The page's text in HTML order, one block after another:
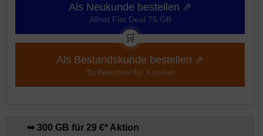
Als Neukunde bestellen ⇗
Allnet Flat Deal 75 GB
🛒
Als Bestandskunde bestellen ⇗
Tarifwechsel für Kunden
➥ 300 GB für 29 €* Aktion